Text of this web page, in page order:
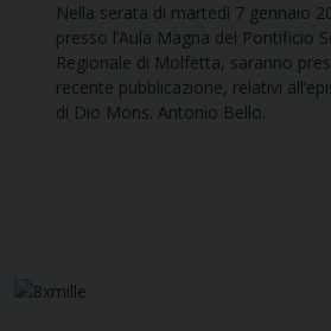
Nella serata di martedì 7 gennaio
presso l’Aula Magna del Pontificio
Regionale di Molfetta, saranno
recente pubblicazione, relativi
di Dio Mons. Antonio Bello.